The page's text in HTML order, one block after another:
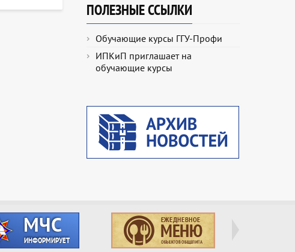
ПОЛЕЗНЫЕ ССЫЛКИ
Обучающие курсы ГГУ-Профи
ИПКиП приглашает на
обучающие курсы